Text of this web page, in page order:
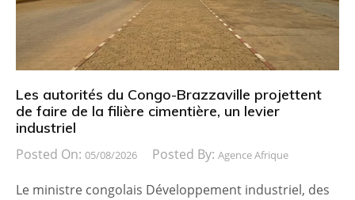
Les autorités du Congo-Brazzaville projettent
de faire de la filière cimentière, un levier
industriel
Posted On: 05/08/2026 Posted By: Agence Afrique
Le ministre congolais Développement industriel, des